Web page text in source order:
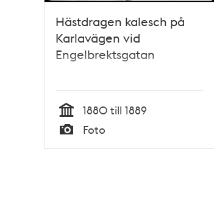
Hästdragen kalesch på
Karlavägen vid
Engelbrektsgatan
Tid
1880 till 1889
Typ
Foto